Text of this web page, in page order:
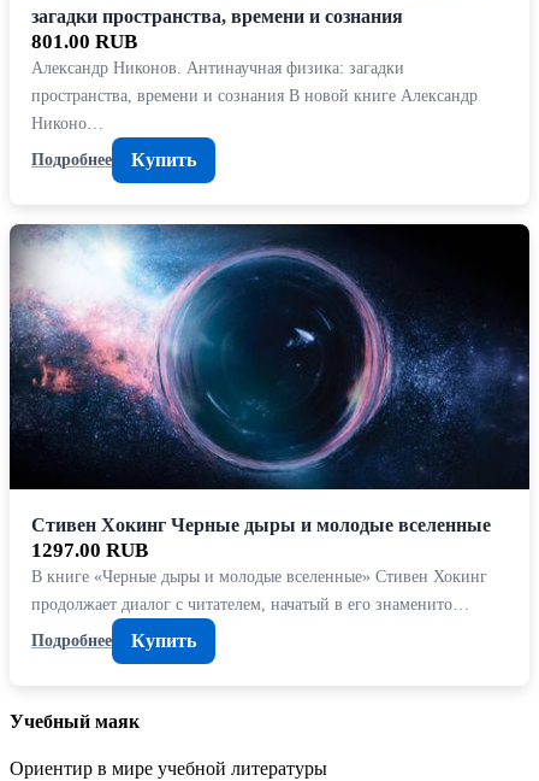
загадки пространства, времени и сознания
801.00 RUB
Александр Никонов. Антинаучная физика: загадки
пространства, времени и сознания В новой книге Александр
Никоно…
Подробнее
Купить
Стивен Хокинг Черные дыры и молодые вселенные
1297.00 RUB
В книге «Черные дыры и молодые вселенные» Стивен Хокинг
продолжает диалог с читателем, начатый в его знаменито…
Подробнее
Купить
Учебный маяк
Ориентир в мире учебной литературы